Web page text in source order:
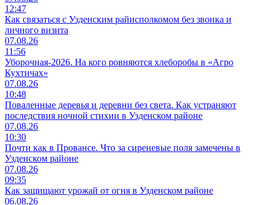
12:47
Как связаться с Узденским райисполкомом без звонка и
личного визита
07.08.26
11:56
Уборочная-2026. На кого ровняются хлеборобы в «Агро
Кухтичах»
07.08.26
10:48
Поваленные деревья и деревни без света. Как устраняют
последствия ночной стихии в Узденском районе
07.08.26
10:30
Почти как в Провансе. Что за сиреневые поля замечены в
Узденском районе
07.08.26
09:35
Как защищают урожай от огня в Узденском районе
06.08.26